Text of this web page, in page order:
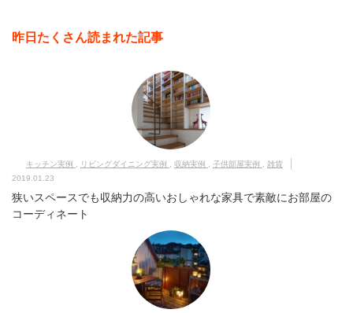
昨日たくさん読まれた記事
キッチン実例 リビングダイニング実例 収納実例 子供部屋実例
雑貨
2019.01.23
狭いスペースでも収納力の高いおしゃれな家具で素敵にお部屋の
コーディネート